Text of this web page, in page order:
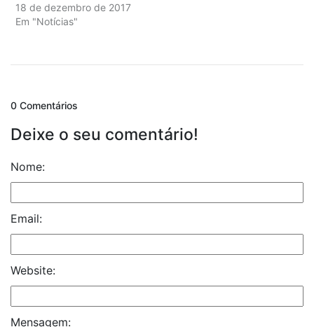
18 de dezembro de 2017
Em "Notícias"
0 Comentários
Deixe o seu comentário!
Nome:
Email:
Website:
Mensagem: